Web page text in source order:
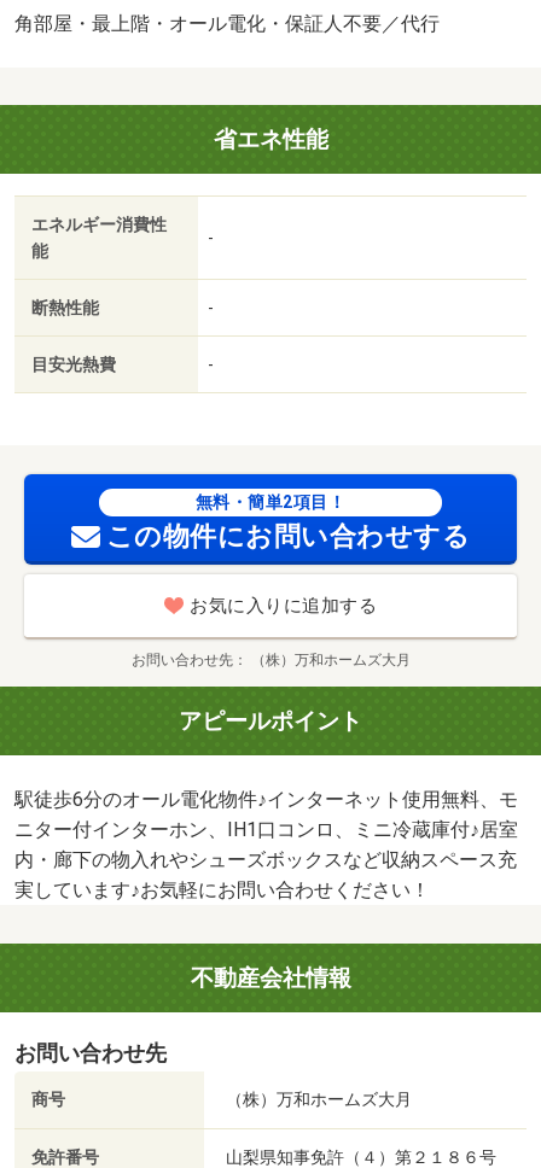
角部屋・最上階・オール電化・保証人不要／代行
省エネ性能
エネルギー消費性
能
-
断熱性能 -
目安光熱費 -
無料・簡単2項目！
この物件にお問い合わせする
お気に入りに追加する
お問い合わせ先 （株）万和ホームズ大月
アピールポイント
駅徒歩6分のオール電化物件♪インターネット使用無料、モ
ニター付インターホン、IH1口コンロ、ミニ冷蔵庫付♪居室
内・廊下の物入れやシューズボックスなど収納スペース充
実しています♪お気軽にお問い合わせください！
不動産会社情報
お問い合わせ先
商号 （株）万和ホームズ大月
免許番号 山梨県知事免許（４）第２１８６号